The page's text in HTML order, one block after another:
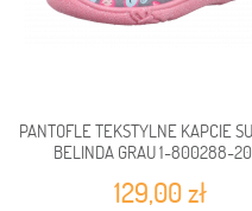
PANTOFLE TEKSTYLNE KAPCIE
BELINDA GRAU 1-800288-
129,00 zł